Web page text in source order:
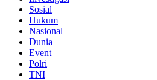
Sosial
Hukum
Nasional
Dunia
Event
Polri
TNI